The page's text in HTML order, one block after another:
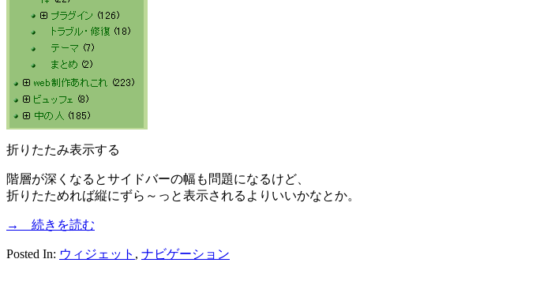
折りたたみ表示する
階層が深くなるとサイドバーの幅も問題になるけど、
折りたためれば縦にずら～っと表示されるよりいいかなとか。
→ 続きを読む
Posted In: ウィジェット , ナビゲーション